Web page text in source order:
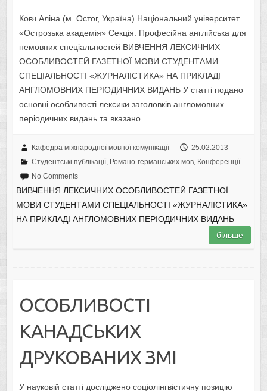
Ковч Аліна (м. Остог, Україна) Національний університет
«Острозька академія» Секція: Професійна англійська для
немовних спеціальностей ВИВЧЕННЯ ЛЕКСИЧНИХ
ОСОБЛИВОСТЕЙ ГАЗЕТНОЇ МОВИ СТУДЕНТАМИ
СПЕЦІАЛЬНОСТІ «ЖУРНАЛІСТИКА» НА ПРИКЛАДІ
АНГЛОМОВНИХ ПЕРІОДИЧНИХ ВИДАНЬ У статті подано
основні особливості лексики заголовків англомовних
періодичних видань та вказано…
Кафедра міжнародної мовної комунікації
25.02.2013
Студентські публікації, Романо-германських мов, Конференції
No Comments
ВИВЧЕННЯ ЛЕКСИЧНИХ ОСОБЛИВОСТЕЙ ГАЗЕТНОЇ
МОВИ СТУДЕНТАМИ СПЕЦІАЛЬНОСТІ «ЖУРНАЛІСТИКА»
НА ПРИКЛАДІ АНГЛОМОВНИХ ПЕРІОДИЧНИХ ВИДАНЬ
більше
ОСОБЛИВОСТІ
КАНАДСЬКИХ
ДРУКОВАНИХ ЗМІ
У науковій статті досліджено соціолінгвістичну позицію